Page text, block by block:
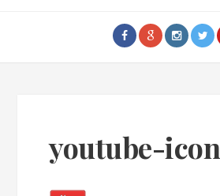
youtube-icon